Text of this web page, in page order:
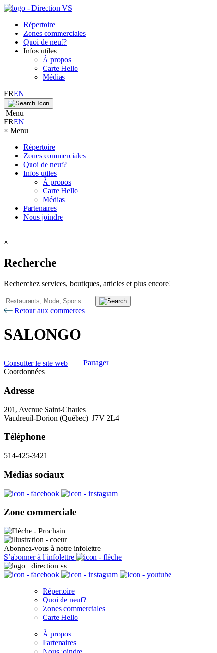
Répertoire
Zones commerciales
Quoi de neuf?
Infos utiles
À propos
Carte Hello
Médias
FREN
Menu
FREN
× Menu
Répertoire
Zones commerciales
Quoi de neuf?
Infos utiles
À propos
Carte Hello
Médias
Partenaires
Nous joindre
×
Recherche
Recherchez services, boutiques, articles et plus encore!
Retour aux commerces
SALONGO
Consulter le site web
Partager
Coordonnées
Adresse
201, Avenue Saint-Charles
Vaudreuil-Dorion (Québec) J7V 2L4
Téléphone
514-425-3421
Médias sociaux
Zone commerciale
Abonnez-vous à notre infolettre
S’abonner à l’infolettre
Répertoire
Quoi de neuf?
Zones commerciales
Carte Hello
À propos
Partenaires
Nous joindre